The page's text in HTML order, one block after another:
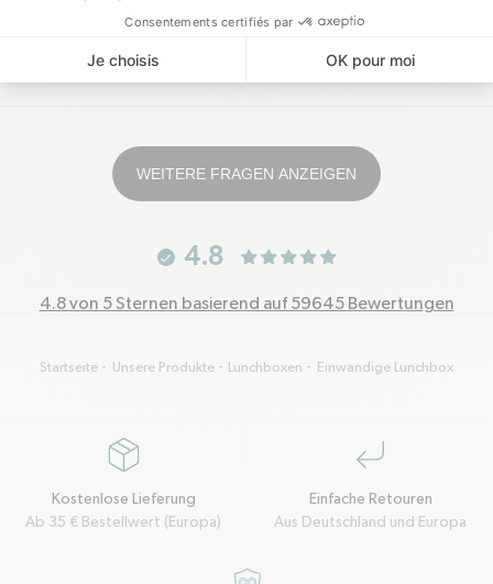
WEITERE FRAGEN ANZEIGEN
4.8
4.8 von 5 Sternen basierend auf 59645 Bewertungen
Startseite Unsere Produkte Lunchboxen Einwandige Lunchbox
package
Kostenlose Lieferung
Ab 35 € Bestellwert (Europa)
corner-down-left
Einfache Retouren
Aus Deutschland und Europa